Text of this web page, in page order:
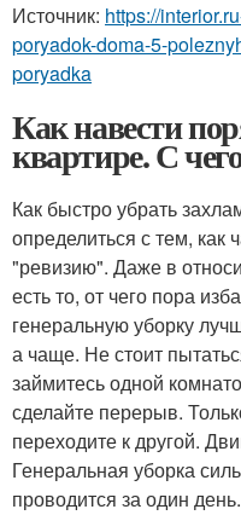
Источник: https://
poryadok-doma-5-
poryadka
Как навести
квартире. С
Как быстро убрать
определиться с тем, как
"ревизию". Даже в
есть то, от чего пора
генеральную уборку
а чаще. Не стоит
займитесь одной
сделайте перерыв.
переходите к другой.
Генеральная уборка
проводится за один день.